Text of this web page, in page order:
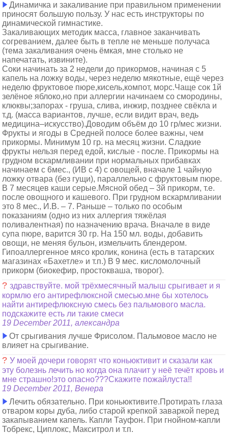
Динамичка и закаливание при правильном применении
приносят большую пользу. У нас есть инструкторы по
динамической гимнастике.
Закаливающих методик масса, главное заканчивать
согреванием, далее быть в тепле не меньше получаса
(тема закаливания очень ёмкая, мне столько не
напечатать, извините).
Соки начинать за 2 недели до прикормов, начиная с 5
капель на ложку воды, через неделю мякотные, ещё через
неделю фруктовое пюре,кисель,компот, морс.Чаще сок 1й
зелёное яблоко,но при аллергии начинаем со смородины,
клюквы;запорах - груша, слива, инжир, позднее свёкла и
т.д. (масса вариантов, лучше, если видит врач, ведь
медицина–искусство).Доводим объём до 10 гр/мес жизни.
Фрукты и ягоды в Средней полосе более важны, чем
прикормы. Минимум 10 гр. на месяц жизни. Сладкие
фрукты нельзя перед едой, кислые - после. Прикормы на
грудном вскармливании при нормальных прибавках
начинаем с 6мес., (ИВ с 4) с овощей, вначале 1 чайную
ложку отвара (без гущи), параллельно с фруктовым пюре.
В 7 месяцев каши серые.Мясной обед – 3й прикорм, т.е.
после овощного и кашевого. При грудном вскармливании
это 8 мес., И.В. – 7. Раньше – только по особым
показаниям (одно из них аллергия тяжёлая
поливалентная) по назначению врача. Вначале в виде
супа пюре, варится 30 гр. На 150 мл. воды, добавить
овощи, не меняя бульон, измельчить блендером.
Гипоаллергенное мясо кролик, конина (есть в татарских
магазинах «Бахетле» и т.п.) В 9 мес. кисломолочный
прикорм (биокефир, простокваша, творог).
?здравствуйте. мой трёхмесячный малыш срыгивает и я
кормлю его антирефлюксной смесью.мне бы хотелось
найти антирефлюксную смесь без пальмового масла.
подскажите есть ли такие смеси
19 December 2011, александра
От срыгивания лучше Фрисолом. Пальмовое масло не
влияет на срыгивание.
?У моей дочери говорят что коньюктивит и сказали как
эту болезнь лечить но когда она плачит у неё течёт кровь и
мне страшно!это опасно???Скажите пожайлуста!!
19 December 2011, Венера
Лечить обязательно. При коньюктивите.Протирать глаза
отваром коры дуба, либо старой крепкой заваркой перед
закапыванием капель. Капли Тауфон. При гнойном-капли
Тобрекс, Циплокс, Макситрол и т.п.